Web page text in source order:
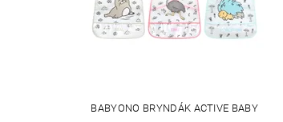
BABYONO BRYNDÁK ACTIVE BABY